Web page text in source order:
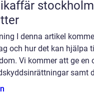
stockholm en guide till stadens dolda
I denna artikel
och hur det kan hjälpa
Vi kommer att ge
samt